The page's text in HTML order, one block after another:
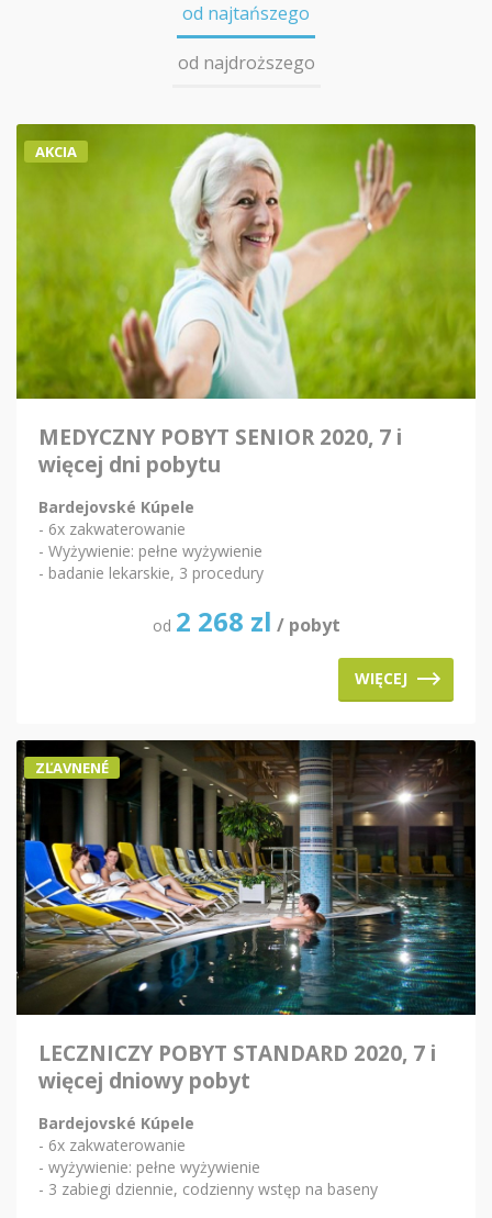
od najtańszego
od najdroższego
AKCIA
MEDYCZNY POBYT SENIOR 2020, 7 i
więcej dni pobytu
Bardejovské Kúpele
- 6x zakwaterowanie
- Wyżywienie: pełne wyżywienie
- badanie lekarskie, 3 procedury
od 2 268 zl / pobyt
WIĘCEJ
ZĽAVNENÉ
LECZNICZY POBYT STANDARD 2020, 7 i
więcej dniowy pobyt
Bardejovské Kúpele
- 6x zakwaterowanie
- wyżywienie: pełne wyżywienie
- 3 zabiegi dziennie, codzienny wstęp na baseny